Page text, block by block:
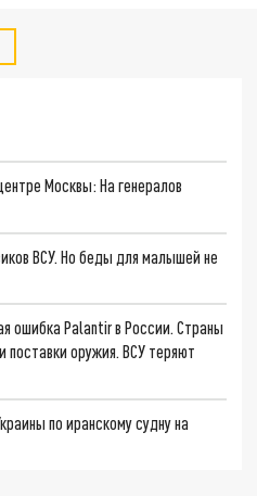
Москвы: На генералов
ВСУ. Но беды для малышей не
ошибка Palantir в России. Страны
поставки оружия. ВСУ теряют
по иранскому судну на